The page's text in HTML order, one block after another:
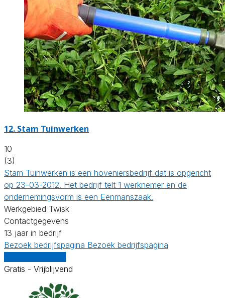
12. Stam Tuinwerken
10
(3)
Stam Tuinwerken is een hoveniersbedrijf dat is opgericht
op 23-03-2012. Het bedrijf telt 1 werknemer en de
ondernemingsvorm is een Eenmanszaak.
Werkgebied Twisk
Contactgegevens
13 jaar in bedrijf
Bezoek bedrijfspagina Bezoek bedrijfspagina
Gratis - Vrijblijvend